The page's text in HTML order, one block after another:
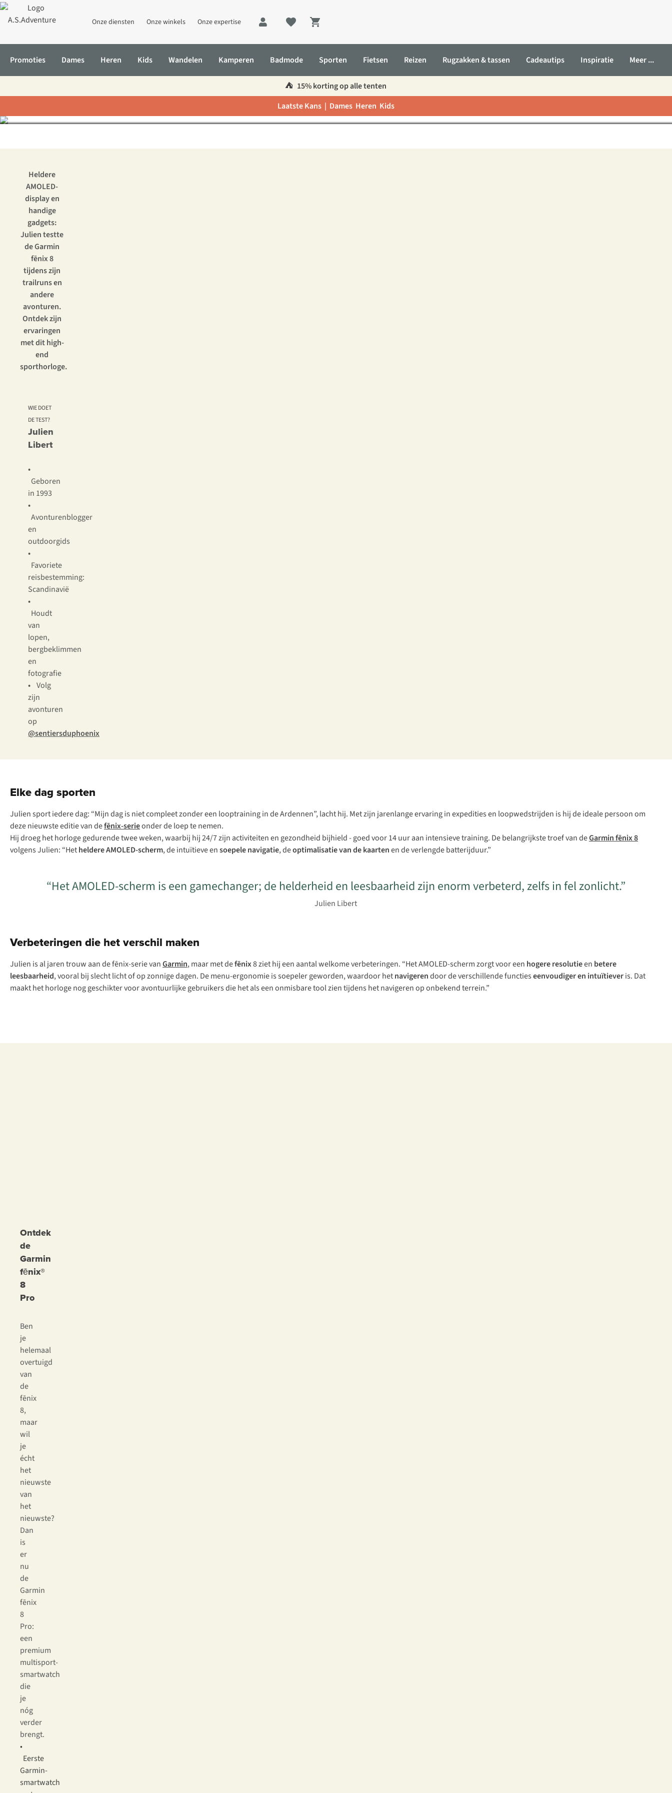
Onze diensten Onze winkels Onze expertise
Shopping cart
Promoties Dames Heren Kids Wandelen Kamperen Badmode Sporten Fietsen Reizen Rugzakken & tassen Cadeautips Inspiratie Meer ...
⛺️ 15% korting op alle tenten
Laatste Kans | Dames Heren Kids
Home
Inspiratie & advies Getest: Garmin fēnix 8, het ultieme sporthorloge
Getest: Garmin fēnix 8, het ultieme sporthorloge
Heldere
AMOLED-
display en
handige
gadgets:
Julien testte
de Garmin
fēnix 8
tijdens zijn
trailruns en
andere
avonturen.
Ontdek zijn
ervaringen
met dit high-
end
sporthorloge.
WIE DOET
DE TEST?
Julien
Libert
•
Geboren
in 1993
•
Avonturenblogger
en
outdoorgids
•
Favoriete
reisbestemming:
Scandinavië
•
Houdt
van
lopen,
bergbeklimmen
en
fotografie
• Volg
zijn
avonturen
op
@sentiersduphoenix
Elke dag sporten
Julien sport iedere dag: “Mijn dag is niet compleet zonder een looptraining in de Ardennen”, lacht hij. Met zijn jarenlange ervaring in expedities en loopwedstrijden is hij de ideale persoon om
deze nieuwste editie van defēnix-serieonder de loep te nemen.
Hij droeg het horloge gedurende twee weken, waarbij hij 24/7 zijn activiteiten en gezondheid bijhield - goed voor 14 uur aan intensieve training. De belangrijkste troef van deGarmin fēnix 8
volgens Julien: “Hetheldere AMOLED-scherm, de intuïtieve ensoepele navigatie, deoptimalisatie van de kaartenen de verlengde batterijduur.”
“Het AMOLED-scherm is een gamechanger; de helderheid en leesbaarheid zijn enorm verbeterd, zelfs in fel zonlicht.”
Julien Libert
Verbeteringen die het verschil maken
Julien is al jaren trouw aan de fēnix-serie vanGarmin, maar met defēnix8 ziet hij een aantal welkome verbeteringen. “Het AMOLED-scherm zorgt voor een hogere resolutieen betere
leesbaarheid, vooral bij slecht licht of op zonnige dagen. De menu-ergonomie is soepeler geworden, waardoor hetnavigerendoor de verschillende functieseenvoudiger en intuïtieveris. Dat
maakt het horloge nog geschikter voor avontuurlijke gebruikers die het als een onmisbare tool zien tijdens het navigeren op onbekend terrein.”
Ontdek
de
Garmin
fēnix®
8
Pro
Ben
je
helemaal
overtuigd
van
de
fēnix
8,
maar
wil
je
écht
het
nieuwste
van
het
nieuwste?
Dan
is
er
nu
de
Garmin
fēnix
8
Pro:
een
premium
multisport-
smartwatch
die
je
nóg
verder
brengt.
•
Eerste
Garmin-
smartwatch